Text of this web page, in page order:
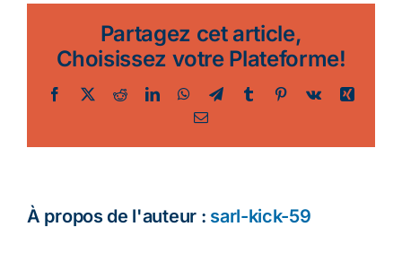
Conseils
Actualité
Partagez cet article,
Choisissez votre Plateforme!
Facebook
TwitterRedditLinkedInWhatsApp
TelegramTumblr Pinterest
Vk
Xing
Email
À propos de l'auteur : sarl-kick-59